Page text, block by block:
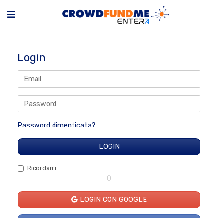
Login
Password dimenticata?
Ricordami
O
LOGIN CON GOOGLE